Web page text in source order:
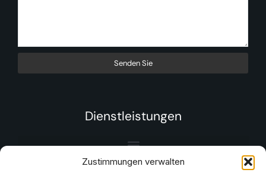
Zustimmungen verwalten
Senden Sie
Dienstleistungen